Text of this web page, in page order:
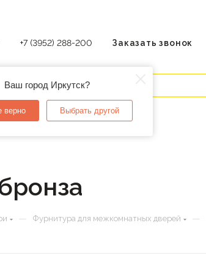
Ваш город Иркутск?
верно Выбрать другой
+7 (3952) 288-200 Заказать звонок
— Фурнитура для межкомнатных дверей —